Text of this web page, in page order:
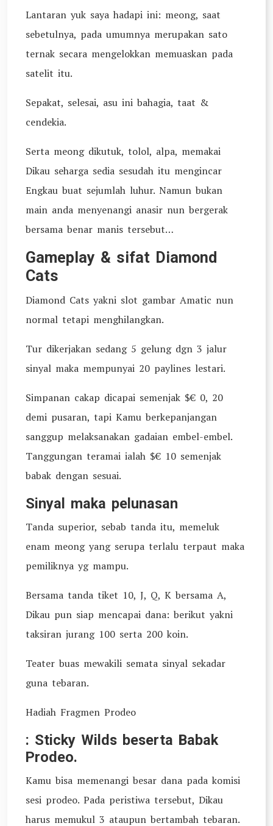
Lantaran yuk saya hadapi ini: meong, saat
sebetulnya, pada umumnya merupakan sato
ternak secara mengelokkan memuaskan pada
satelit itu.
Sepakat, selesai, asu ini bahagia, taat &
cendekia.
Serta meong dikutuk, tolol, alpa, memakai
Dikau seharga sedia sesudah itu mengincar
Engkau buat sejumlah luhur. Namun bukan
main anda menyenangi anasir nun bergerak
bersama benar manis tersebut…
Gameplay & sifat Diamond
Cats
Diamond Cats yakni slot gambar Amatic nun
normal tetapi menghilangkan.
Tur dikerjakan sedang 5 gelung dgn 3 jalur
sinyal maka mempunyai 20 paylines lestari.
Simpanan cakap dicapai semenjak $€ 0, 20
demi pusaran, tapi Kamu berkepanjangan
sanggup melaksanakan gadaian embel-embel.
Tanggungan teramai ialah $€ 10 semenjak
babak dengan sesuai.
Sinyal maka pelunasan
Tanda superior, sebab tanda itu, memeluk
enam meong yang serupa terlalu terpaut maka
pemiliknya yg mampu.
Bersama tanda tiket 10, J, Q, K bersama A,
Dikau pun siap mencapai dana: berikut yakni
taksiran jurang 100 serta 200 koin.
Teater buas mewakili semata sinyal sekadar
guna tebaran.
Hadiah Fragmen Prodeo
: Sticky Wilds beserta Babak
Prodeo.
Kamu bisa memenangi besar dana pada komisi
sesi prodeo. Pada peristiwa tersebut, Dikau
harus memukul 3 ataupun bertambah tebaran.